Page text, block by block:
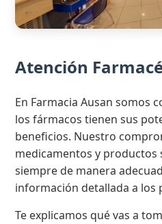
Atención
En Farmacia Ausan somos
los fármacos tienen sus
beneficios. Nuestro
medicamentos y productos
siempre de manera
información detallada a los
Te explicamos qué vas a